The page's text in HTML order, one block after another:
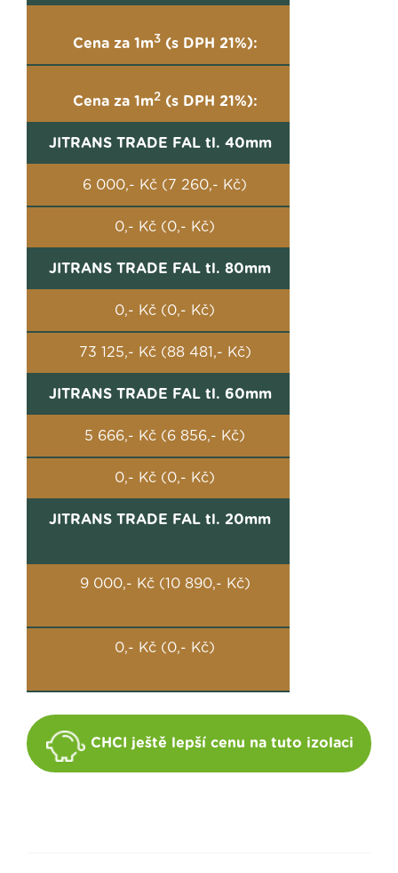
Cena za 1m3(s DPH 21%):
Cena za 1m2(s DPH 21%):
JITRANS TRADE FAL tl. 40mm
6 000,- Kč (7 260,- Kč)
0,- Kč (0,- Kč)
JITRANS TRADE FAL tl. 80mm
0,- Kč (0,- Kč)
73 125,- Kč (88 481,- Kč)
JITRANS TRADE FAL tl. 60mm
5 666,- Kč (6 856,- Kč)
0,- Kč (0,- Kč)
JITRANS TRADE FAL tl. 20mm
9 000,- Kč (10 890,- Kč)
0,- Kč (0,- Kč)
CHCI ještě lepší cenu na tuto izolaci